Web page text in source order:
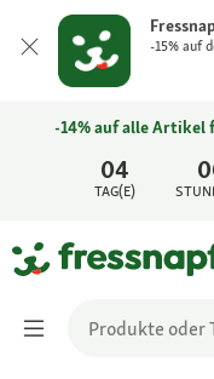
-15% auf
04
TAG(E)
-14% auf alle